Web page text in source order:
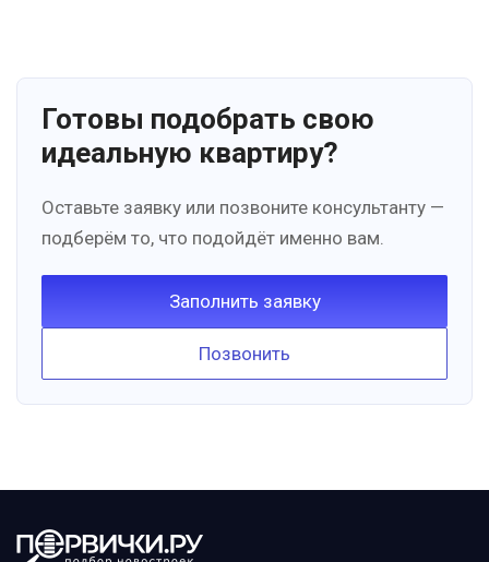
Готовы подобрать свою
идеальную квартиру?
Оставьте заявку или позвоните консультанту —
подберём то, что подойдёт именно вам.
Заполнить заявку
Позвонить